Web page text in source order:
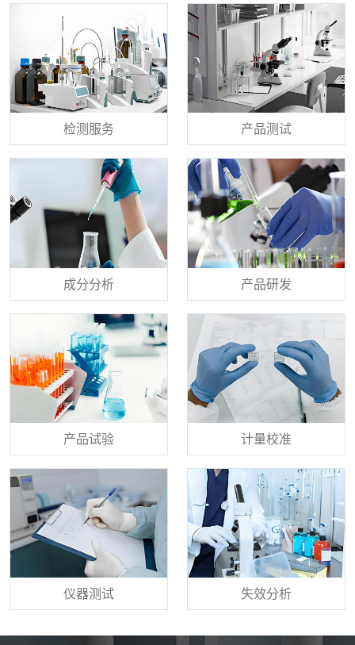
检测服务 产品测试
成分分析 产品研发
产品试验 计量校准
仪器测试 失效分析